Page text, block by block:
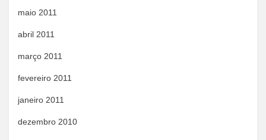
maio 2011
abril 2011
março 2011
fevereiro 2011
janeiro 2011
dezembro 2010